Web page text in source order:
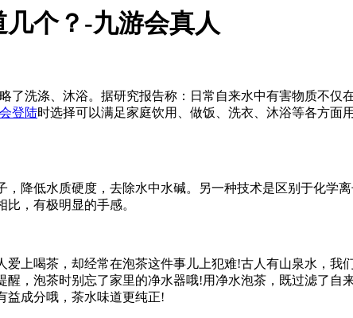
个？-九游会真人
了洗涤、沐浴。据研究报告称：日常自来水中有害物质不仅
登陆时选择可以满足家庭饮用、做饭、洗衣、沐浴等各方面
低水质硬度，去除水中水碱。另一种技术是区别于化学
，有极明显的手感。
喝茶，却经常在泡茶这件事儿上犯难!古人有山泉水，我
，泡茶时别忘了家里的净水器哦!用净水泡茶，既过滤了
益成分哦，茶水味道更纯正!